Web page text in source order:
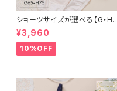
ショーツサイズが選べる【G・H】
エーデル ブラ＆ショーツ
¥3,960
10%OFF